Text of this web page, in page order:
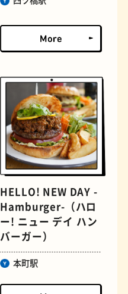
おにぎり
HELLO! NEW DAY -
Hamburger-（ハロ
ー! ニュー デイ ハン
バーガー）
本町駅